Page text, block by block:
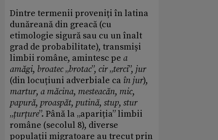
Dintre termenii proveniți în latina
dunăreană din greacă (cu
etimologie sigură sau cu un înalt
grad de probabilitate), transmiși
limbii române, amintesc pe a
amăgi, broatec„brotac”, cir„terci”, jur
(din locuțiuni adverbiale ca în jur),
martur, a măcina, mesteacăn, mic,
papură, proaspăt, putină, stup, stur
„țurțure”. Până la „apariția” limbii
române (secolul 8), diverse
populații migratoare au trecut prin